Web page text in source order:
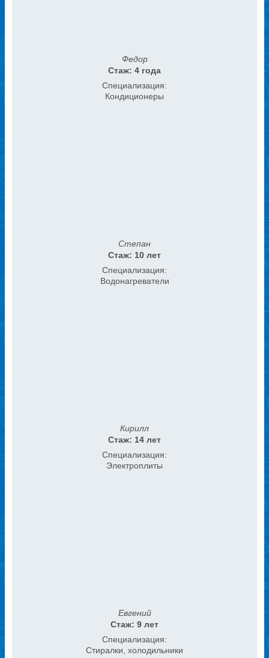
Федор
Стаж: 4 года
Специализация:
Кондиционеры
Степан
Стаж: 10 лет
Специализация:
Водонагреватели
Кирилл
Стаж: 14 лет
Специализация:
Электроплиты
Евгений
Стаж: 9 лет
Специализация:
Стиралки, холодильники